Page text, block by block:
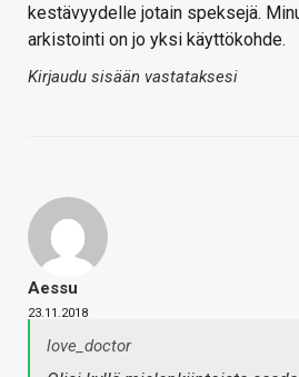
kestävyydelle jotain speksejä.
arkistointi on jo yksi käyttökohde.
Kirjaudu sisään vastataksesi
Aessu
23.11.2018
love_doctor